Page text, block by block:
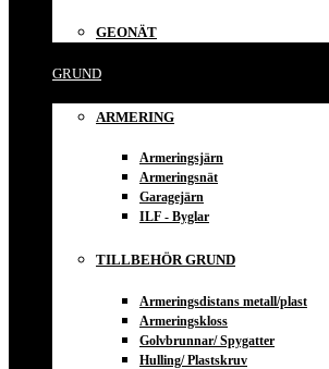
GEONÄT
GRUND
ARMERING
Armeringsjärn
Armeringsnät
Garagejärn
ILF - Byglar
TILLBEHÖR GRUND
Armeringsdistans metall/plast
Armeringskloss
Golvbrunnar/ Spygatter
Hulling/ Plastskruv